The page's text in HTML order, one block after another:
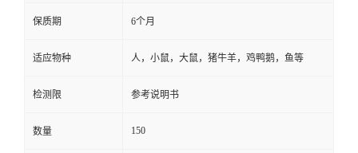
保质期 6个月
适应物种 人，小鼠，大鼠，猪牛羊，鸡鸭鹅，鱼等
检测限 参考说明书
数量 150